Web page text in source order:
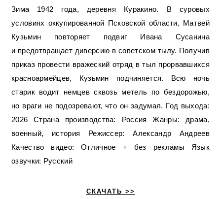
Зима 1942 года, деревня Куракино. В суровых
условиях оккупированной Псковской области, Матвей
Кузьмин повторяет подвиг Ивана Сусанина
и предотвращает диверсию в советском тылу. Получив
приказ провести вражеский отряд в тыл прорвавшихся
красноармейцев, Кузьмин подчиняется. Всю ночь
старик водит немцев сквозь метель по бездорожью,
но враги не подозревают, что он задумал. Год выхода:
2026 Страна производства: Россия Жанры: драма,
военный, история Режиссер: Александр Андреев
Качество видео: Отличное + без рекламы Язык
озвучки: Русский
СКАЧАТЬ >>